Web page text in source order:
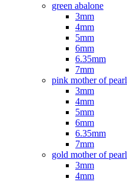
green abalone
3mm
4mm
5mm
6mm
6.35mm
7mm
pink mother of pearl
3mm
4mm
5mm
6mm
6.35mm
7mm
gold mother of pearl
3mm
4mm